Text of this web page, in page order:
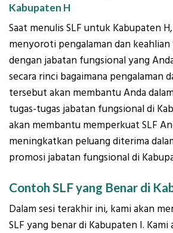
Kabupaten H
Saat menulis SLF untuk Kabupaten
menyoroti pengalaman dan
dengan jabatan fungsional yang
secara rinci bagaimana pengalaman
tersebut akan membantu Anda
tugas-tugas jabatan fungsional di
akan membantu memperkuat SLF
meningkatkan peluang diterima
promosi jabatan fungsional di
Contoh SLF yang Benar di
Dalam sesi terakhir ini, kami akan
SLF yang benar di Kabupaten I.